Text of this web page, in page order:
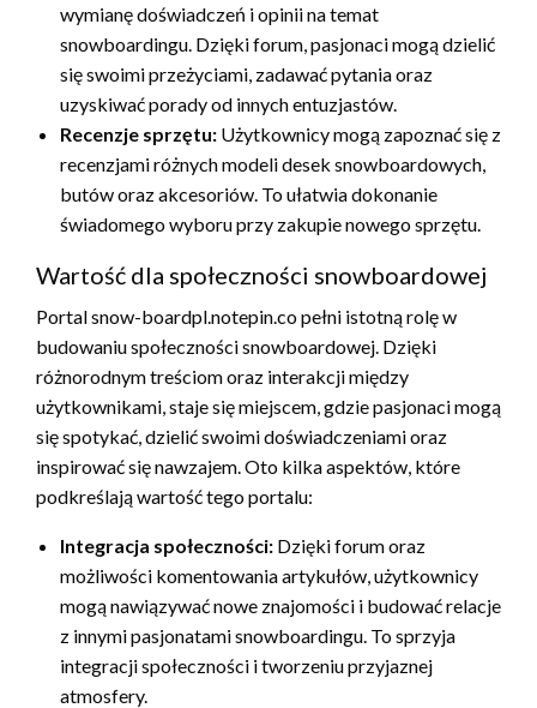
wymianę doświadczeń i opinii na temat
snowboardingu. Dzięki forum, pasjonaci mogą dzielić
się swoimi przeżyciami, zadawać pytania oraz
uzyskiwać porady od innych entuzjastów.
Recenzje sprzętu: Użytkownicy mogą zapoznać się z
recenzjami różnych modeli desek snowboardowych,
butów oraz akcesoriów. To ułatwia dokonanie
świadomego wyboru przy zakupie nowego sprzętu.
Wartość dla społeczności snowboardowej
Portal snow-boardpl.notepin.co pełni istotną rolę w
budowaniu społeczności snowboardowej. Dzięki
różnorodnym treściom oraz interakcji między
użytkownikami, staje się miejscem, gdzie pasjonaci mogą
się spotykać, dzielić swoimi doświadczeniami oraz
inspirować się nawzajem. Oto kilka aspektów, które
podkreślają wartość tego portalu:
Integracja społeczności: Dzięki forum oraz
możliwości komentowania artykułów, użytkownicy
mogą nawiązywać nowe znajomości i budować relacje
z innymi pasjonatami snowboardingu. To sprzyja
integracji społeczności i tworzeniu przyjaznej
atmosfery.